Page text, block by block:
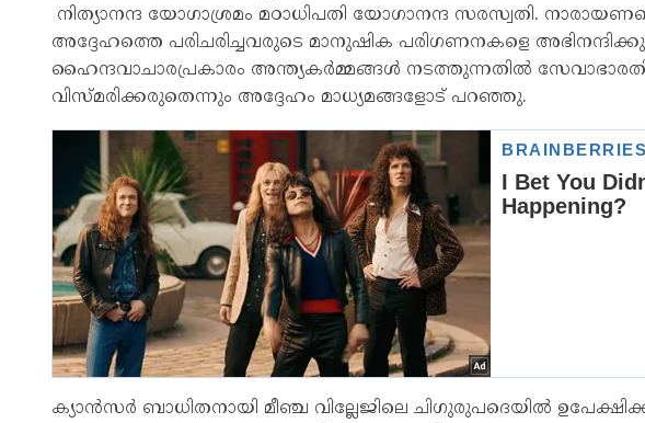
നിത്യാനന്ദ യോഗാശ്രമം മഠാധിപതി യോഗാനന്ദ സരസ്വതി.
അദ്ദേഹത്തെ പരിചരിച്ചവരുടെ മാനുഷിക പരിഗണനകളെ
ഹൈന്ദവാചാരപ്രകാരം അന്ത്യകർമ്മങ്ങൾ നടത്തുന്നതിൽ സേവാഭാരതി
വിസ്മരിക്കരുതെന്നും അദ്ദേഹം മാധ്യമങ്ങളോട് പറഞ്ഞു.
ക്യാൻസർ ബാധിതനായി മീഞ്ച വില്ലേജിലെ ചിഗുരുപദെയിൽ